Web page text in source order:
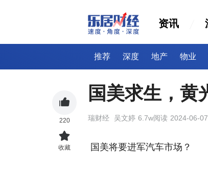
资讯
推荐 深度 地产 物业
国美求生，黄
瑞财经 吴文婷 6.7w阅读 2024-06-
国美将要进军汽车市场？
220
收藏